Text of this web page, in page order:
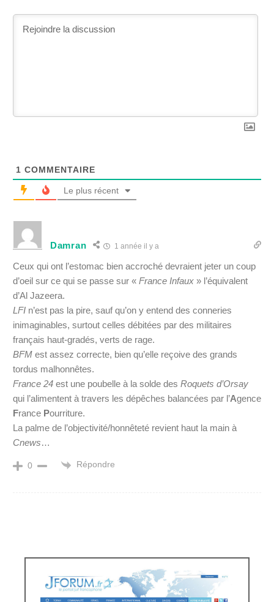
1 COMMENTAIRE
Le plus récent
Damran 1 année il y a
Ceux qui ont l’estomac bien accroché devraient jeter un coup
d’oeil sur ce qui se passe sur « France Infaux » l’équivalent
d’Al Jazeera.
LFI n’est pas la pire, sauf qu’on y entend des conneries
inimaginables, surtout celles débitées par des militaires
français haut-gradés, verts de rage.
BFM est assez correcte, bien qu’elle reçoive des grands
tordus malhonnêtes.
France 24 est une poubelle à la solde des Roquets d’Orsay
qui l’alimentent à travers les dépêches balancées par l’Agence
France Pourriture.
La palme de l’objectivité/honnêteté revient haut la main à
Cnews…
0 Répondre